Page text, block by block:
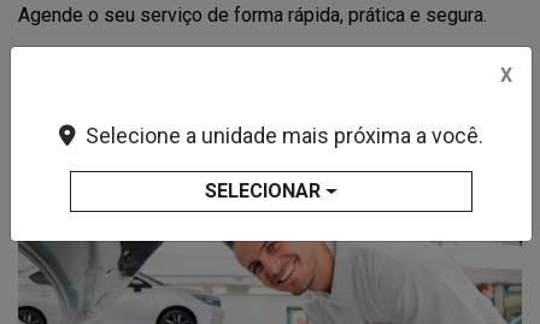
Agende o seu serviço de forma rápida, prática e segura.
X
Selecione a unidade mais próxima a você.
SELECIONAR